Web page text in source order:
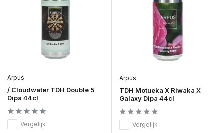
Arpus
/ Cloudwater TDH Double 5
Dipa 44cl
Vergelijk
Arpus
TDH Motueka X Riwaka X
Galaxy Dipa 44cl
Vergelijk